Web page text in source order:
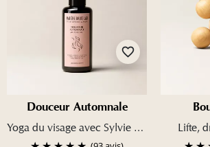
favorite_border
Douceur Automnale
Yoga du visage avec Sylvie Lefranc Lifte,